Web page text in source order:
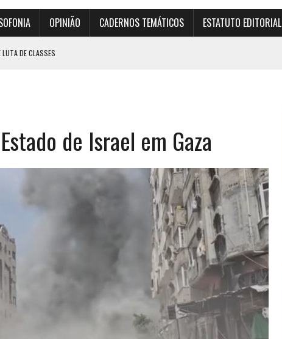
OPINIÃO CADERNOS TEMÁTICOS ESTATUTO EDITORIAL
LUTA DE CLASSES
DAS COOPERATIVAS CREDENCIADAS
de Israel em Gaza